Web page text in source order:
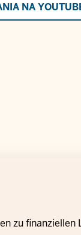
NA
zu finanziellen